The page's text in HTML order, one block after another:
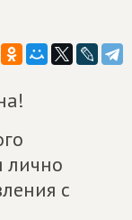
лично
с